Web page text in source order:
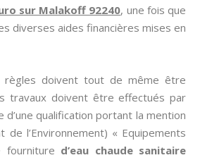
sur Malakoff 92240, une fois que
diverses aides financières mises en
règles doivent tout de même être
travaux doivent être effectués par
d’une qualification portant la mention
de l’Environnement) « Equipements
fourniture d’eau chaude sanitaire